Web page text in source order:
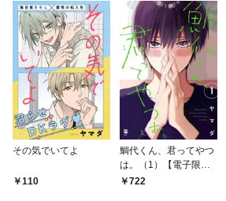
その気でいてよ
110
鯛代くん、君ってやつ
は。（1）【電子限定
おまけ付】
722